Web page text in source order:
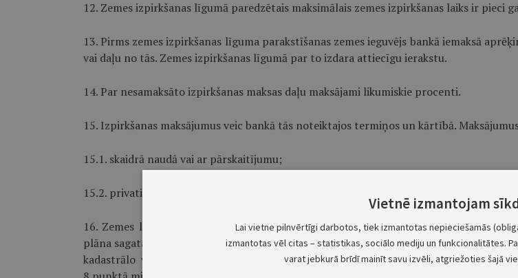
12. Zemes izpirkšanas līgumā paredzētais maksimālais zemes izpirkšanas laiks ir pieci
13. Pirms zemes izpirkšanas līguma parakstīšanas zemes ieguvējs bankā iemaksā
vai daļu no tās. Zemes izpirkšanas līgumā par to izdara attiecīgu ierakstu.
14. Par nesamaksāto izpirkšanas maksas daļu maksājami likumiskie procenti.
15. Izpirkšanas maksājumus veic bankā tās noteiktajos termiņos un kārtībā.
15.1. skaidrā naudā vai ar pārskaitījumu;
15.2. privatizācijas sertifikātos (arī īpašuma kompensācijas sertifikātos).
16. Zemes lietotājam ir tiesības pirms zemes izpirkšanas līguma parakstī­šanas un
plāna sagatavošanas veikt zemes izpirkšanas maksājumu privatizācijas sertifikātos
kadastrālo vērtību (turpmāk — priekš­apmaksa). Šajā gadījumā netiek aprēķināts
Vietnē izmantojam
Lai vietne pilnvērtīgi darbotos, tiek izmantotas nepieciešamās
izmantotas vēl citas – statistikas, sociālo mediju un funkcionalitātes.
varat jebkurā brīdī mainīt savu izvēli, atgriežoties šajā